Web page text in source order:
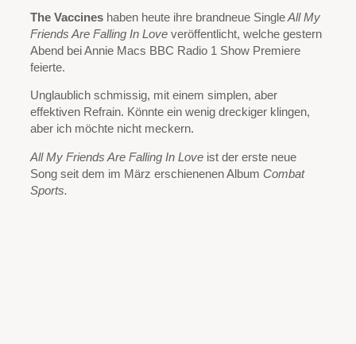
The Vaccines haben heute ihre brandneue SingleAll My
Friends Are Falling In Love veröffentlicht, welche gestern
Abend bei Annie Macs BBC Radio 1 Show Premiere
feierte.
Unglaublich schmissig, mit einem simplen, aber
effektiven Refrain. Könnte ein wenig dreckiger klingen,
aber ich möchte nicht meckern.
All My Friends Are Falling In Love ist der erste neue
Song seit dem im März erschienenen Album Combat
Sports.